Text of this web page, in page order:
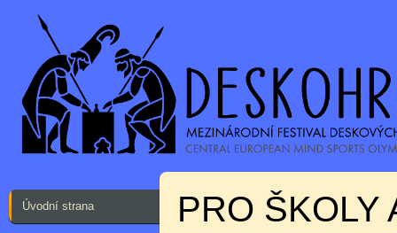
Úvodní strana PRO ŠKOLY